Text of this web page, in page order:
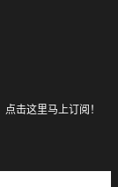
点击这里马上订阅！